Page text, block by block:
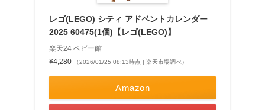
レゴ(LEGO) シティ アドベントカレンダー
2025 60475(1個)【レゴ(LEGO)】
楽天24 ベビー館
¥4,280
（2026/01/25 08:13時点 | 楽天市場調べ）
Amazon